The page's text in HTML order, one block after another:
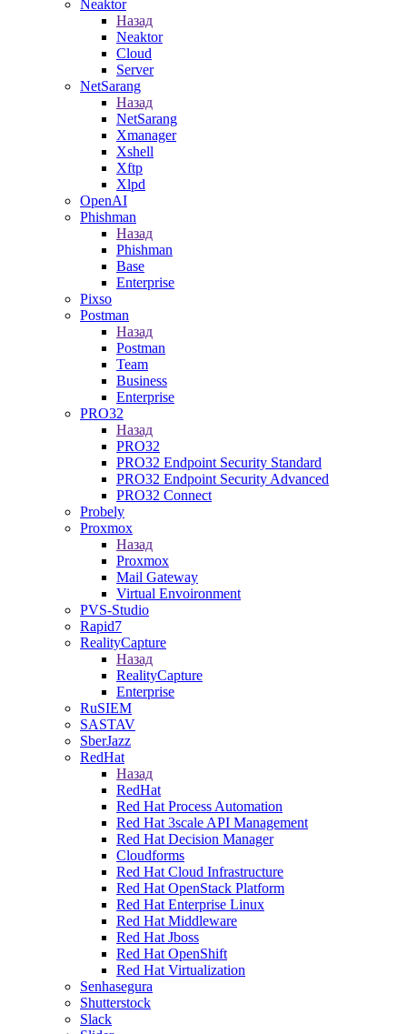
Neaktor
Назад
Neaktor
Cloud
Server
NetSarang
Назад
NetSarang
Xmanager
Xshell
Xftp
Xlpd
OpenAI
Phishman
Назад
Phishman
Base
Enterprise
Pixso
Postman
Назад
Postman
Team
Business
Enterprise
PRO32
Назад
PRO32
PRO32 Endpoint Security Standard
PRO32 Endpoint Security Advanced
PRO32 Connect
Probely
Proxmox
Назад
Proxmox
Mail Gateway
Virtual Envoironment
PVS-Studio
Rapid7
RealityCapture
Назад
RealityCapture
Enterprise
RuSIEM
SASTAV
SberJazz
RedHat
Назад
RedHat
Red Hat Process Automation
Red Hat 3scale API Management
Red Hat Decision Manager
Cloudforms
Red Hat Cloud Infrastructure
Red Hat OpenStack Platform
Red Hat Enterprise Linux
Red Hat Middleware
Red Hat Jboss
Red Hat OpenShift
Red Hat Virtualization
Senhasegura
Shutterstock
Slack